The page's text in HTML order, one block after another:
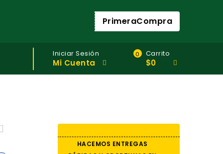
PrimeraCompra
Iniciar Sesión
Mi Cuenta
0 Carrito
$0
HACEMOS ENTREGAS